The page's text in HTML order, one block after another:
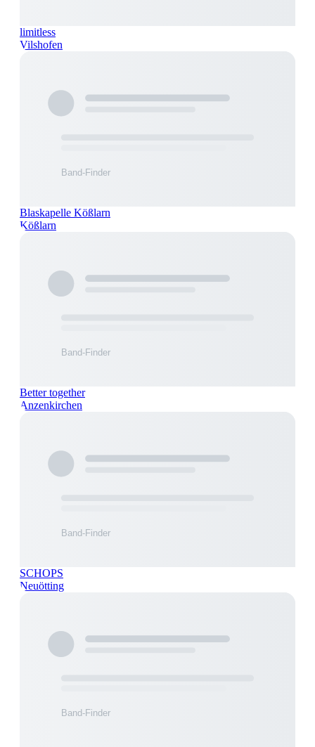
limitless
Vilshofen
Blaskapelle Kößlarn
Kößlarn
Better together
Anzenkirchen
SCHOPS
Neuötting